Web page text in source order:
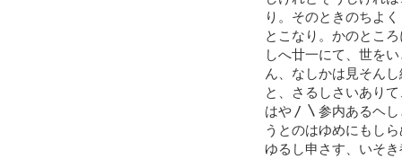
り。そのときのちよ
とこなり。かのとこ
しへ廿一にて、世を
ん、なしかは見そん
と、さるしさいあり
はや〳〵参内あるヘ
うとのはゆめにもし
ゆるし申さす、いそ